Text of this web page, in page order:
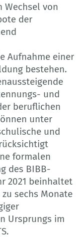
Wechsel von
der
Aufnahme einer
bestehen.
und
beruflichen
unter
und
formalen
des BIBB-
2021 beinhaltet
sechs Monate
Ursprungs im